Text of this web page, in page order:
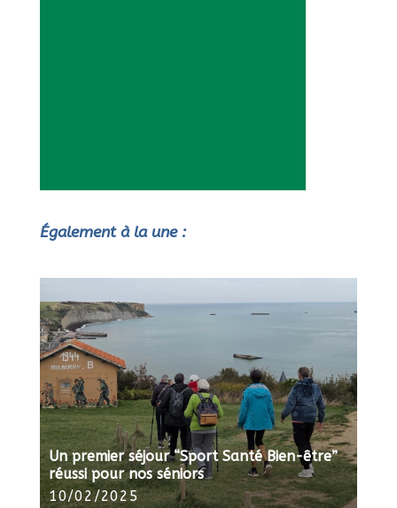
Également à la une :
Un premier séjour “Sport Santé Bien-être”
réussi pour nos séniors
10/02/2025